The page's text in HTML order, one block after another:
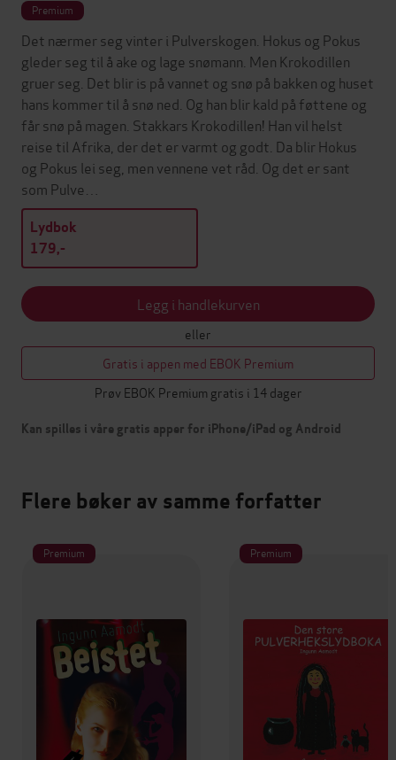
Premium
Det nærmer seg vinter i Pulverskogen. Hokus og Pokus
gleder seg til å ake og lage snømann. Men Krokodillen
gruer seg. Det blir is på vannet og snø på bakken og huset
hans kommer til å snø ned. Og han blir kald på føttene og
får snø på magen. Stakkars Krokodillen! Han vil helst
reise til Afrika, der det er varmt og godt. Da blir Hokus
og Pokus lei seg, men vennene vet råd. Og det er sant
som Pulve…
Lydbok
179,-
Legg i handlekurven
eller
Gratis i appen med EBOK Premium
Prøv EBOK Premium gratis i 14 dager
Kan spilles i våre gratis apper for iPhone/iPad og Android
Flere bøker av samme forfatter
Premium Premium